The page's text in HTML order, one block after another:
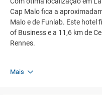
Cap Malo fica a
Malo e de Funlab. Este hotel
of Business e a 11,6 km de
Rennes.
Mais